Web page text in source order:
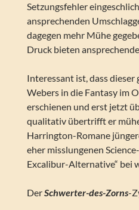
Setzungsfehler
ansprechenden
dagegen mehr Mühe
Druck bieten
Interessant ist, dass dieser
Webers in die Fantasy im
erschienen und erst jetzt
qualitativ übertrifft er
Harrington-Romane
eher misslungenen
Excalibur-Alternative“ bei
DerSchwerter-des-Zorns-